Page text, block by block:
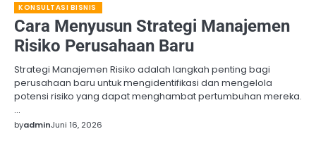
KONSULTASI BISNIS
Cara Menyusun Strategi Manajemen
Risiko Perusahaan Baru
Strategi Manajemen Risiko adalah langkah penting bagi
perusahaan baru untuk mengidentifikasi dan mengelola
potensi risiko yang dapat menghambat pertumbuhan mereka.
…
byadminJuni 16, 2026